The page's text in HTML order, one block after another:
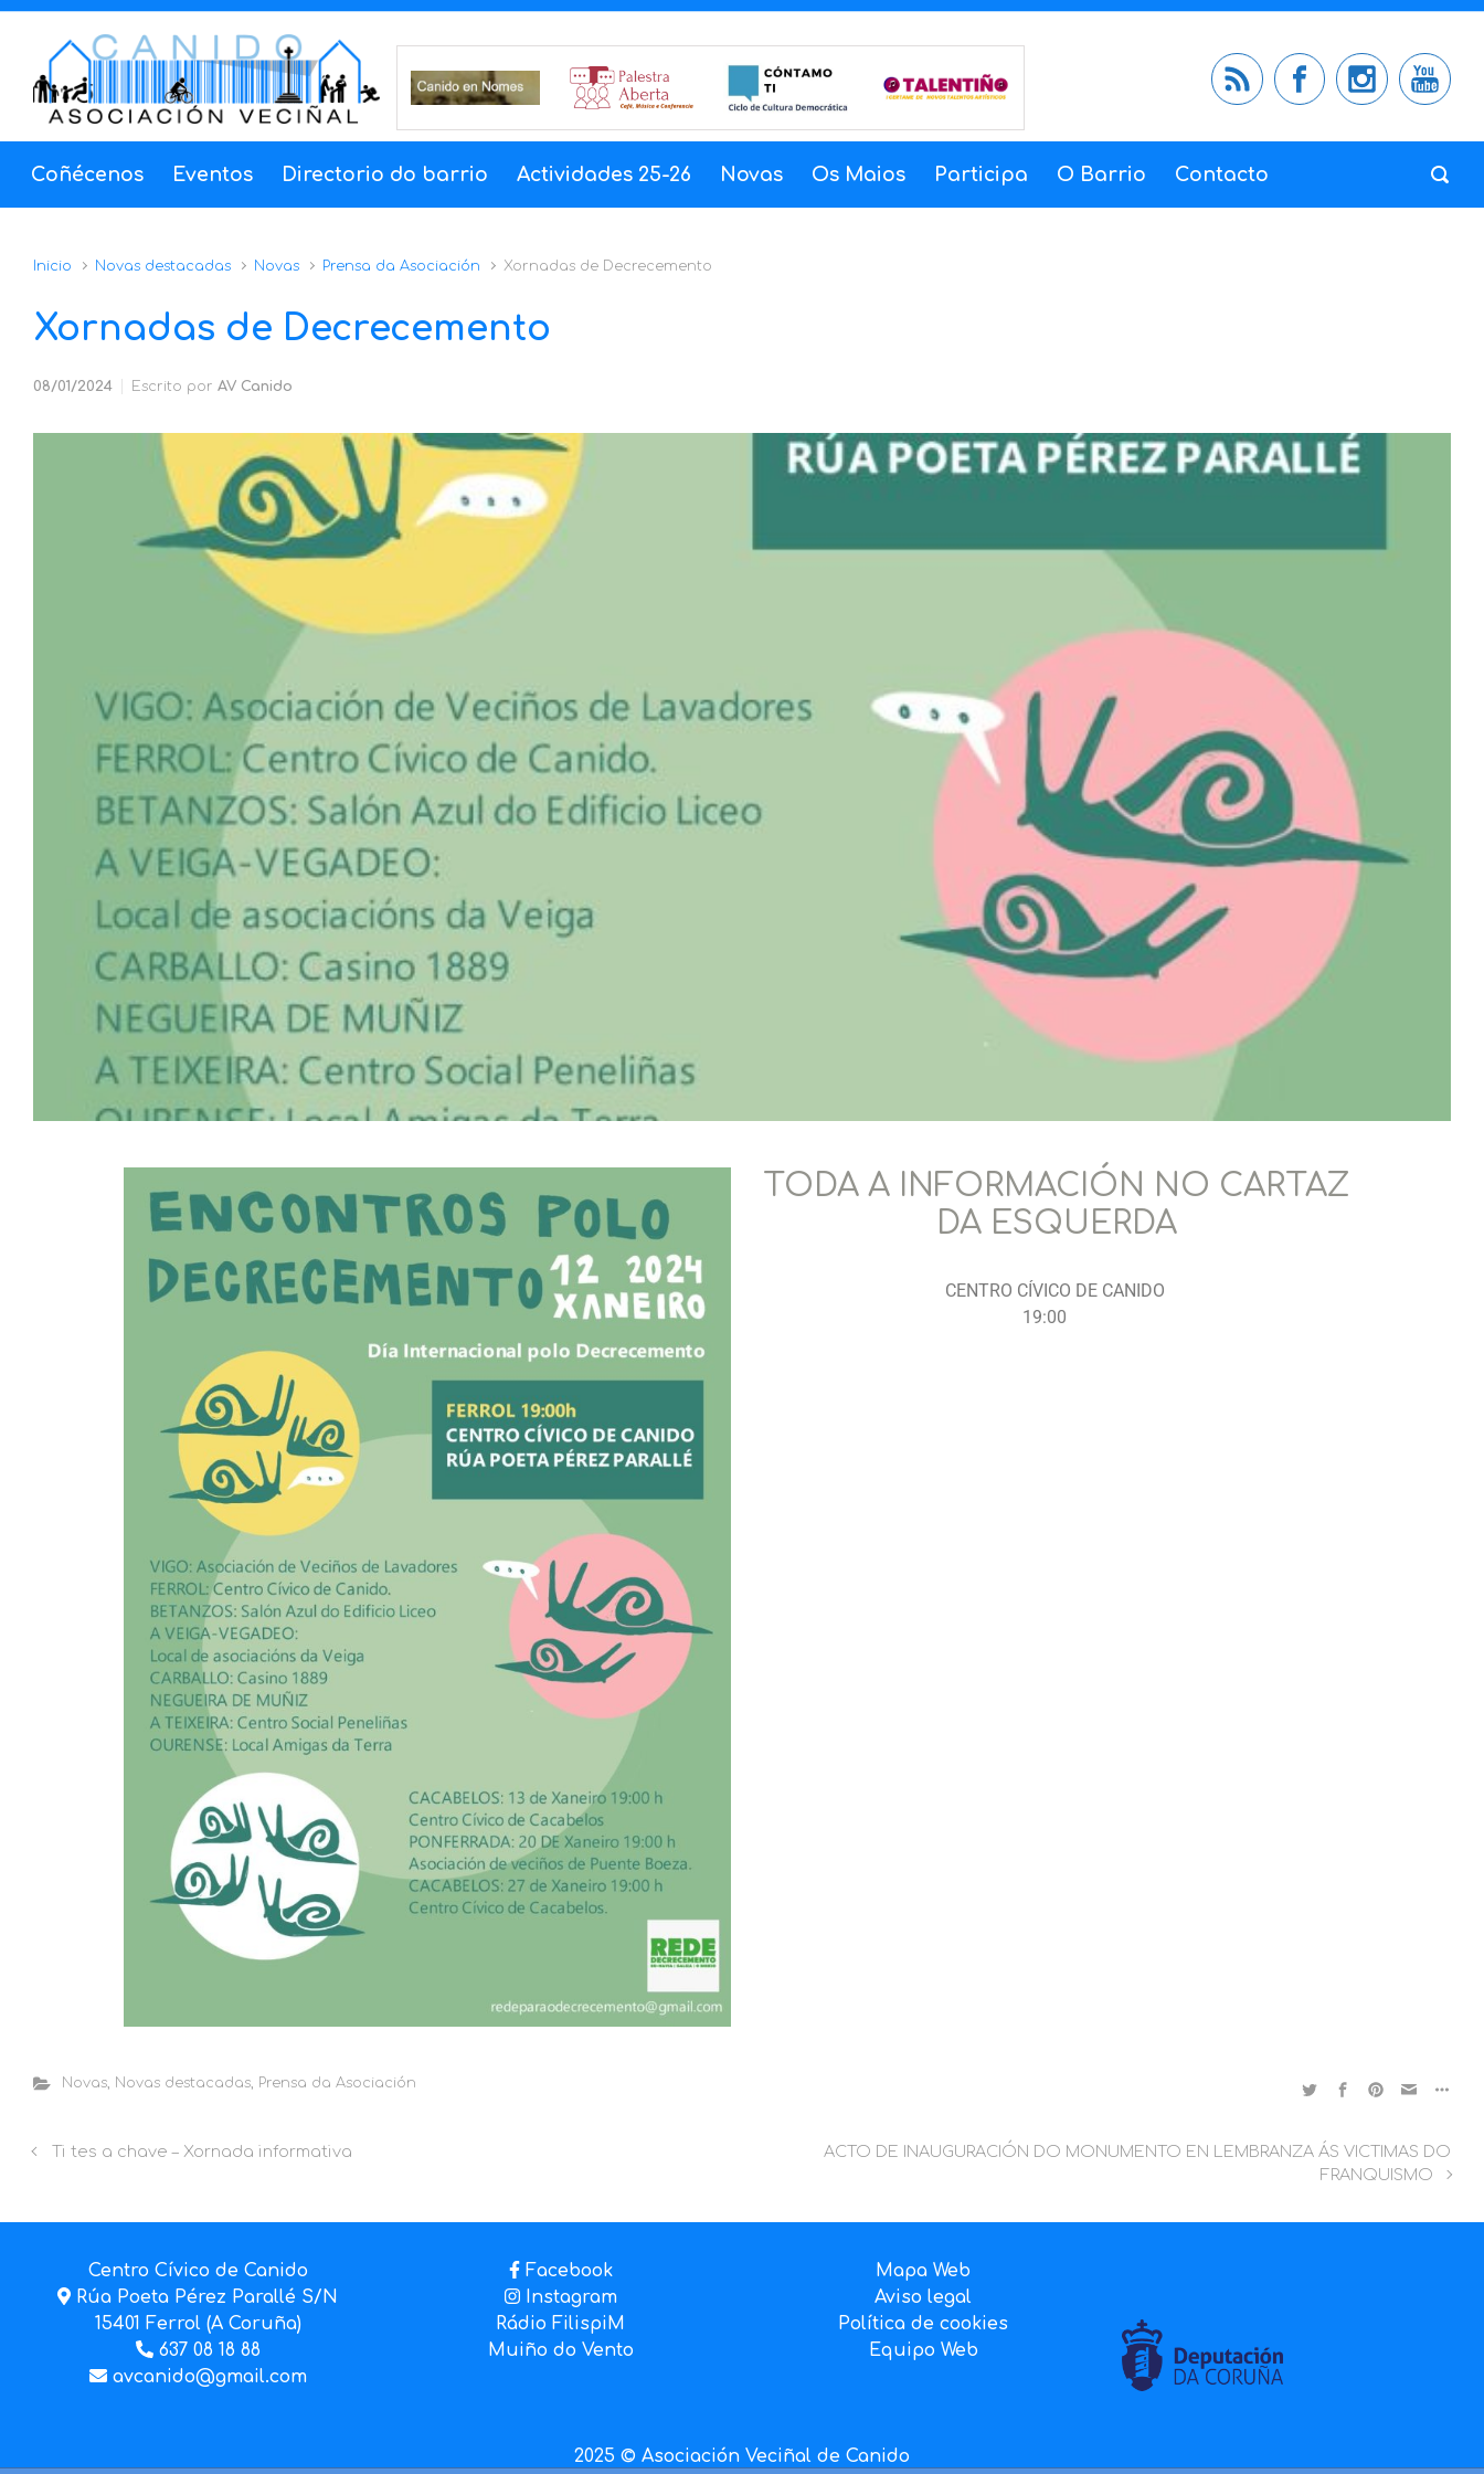
Coñécenos Eventos Directorio do barrio Actividades 25-26 Novas Os Maios Participa O Barrio Contacto
Inicio Novas destacadas Novas Prensa da Asociación Xornadas de Decrecemento
Xornadas de Decrecemento
08/01/2024 Escrito por AV Canido
TODA A INFORMACIÓN NO CARTAZ
DA ESQUERDA
CENTRO CÍVICO DE CANIDO
19:00
Novas, Novas destacadas, Prensa da Asociación
Ti tes a chave – Xornada informativa
ACTO DE INAUGURACIÓN DO MONUMENTO EN LEMBRANZA ÁS VICTIMAS DO
FRANQUISMO
Centro Cívico de Canido
Rúa Poeta Pérez Parallé S/N
15401 Ferrol (A Coruña)
637 08 18 88
avcanido@gmail.com
Facebook
Instagram
Rádio FilispiM
Muiño do Vento
Mapa Web
Aviso legal
Política de cookies
Equipo Web
2025 © Asociación Veciñal de Canido